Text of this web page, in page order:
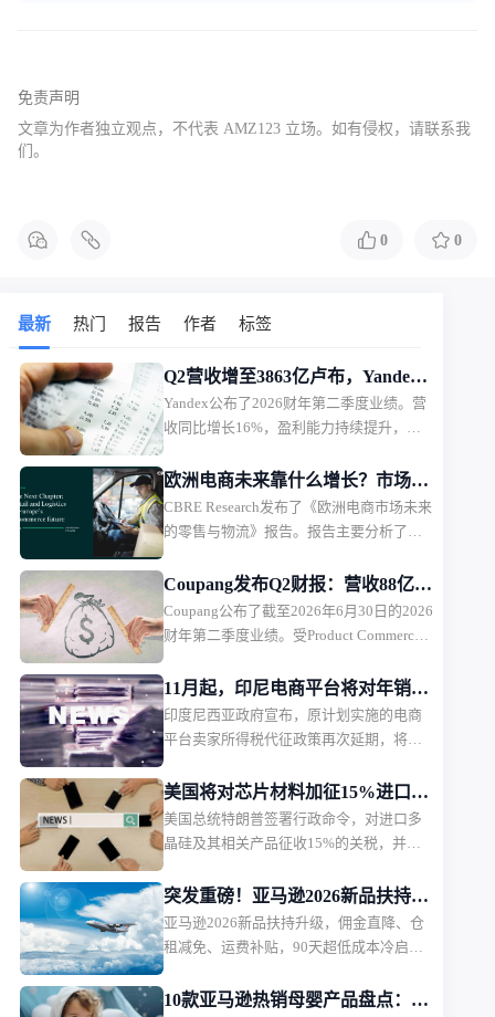
免责声明
文章为作者独立观点，不代表 AMZ123 立场。如有侵权，请联系我
们。
0 0
最新 热门 报告 作者 标签
Q2营收增至3863亿卢布，Yandex
电商业务首次盈利
Yandex公布了2026财年第二季度业绩。营
收同比增长16%，盈利能力持续提升，电
欧洲电商未来靠什么增长？市场规
模、品类与物流全面解析
CBRE Research发布了《欧洲电商市场未来
的零售与物流》报告。报告主要分析了欧
商品类别，以及物流市场趋势，探讨未来
欧洲电商市场的发展方向。
Coupang发布Q2财报：营收88亿美
元，盈利能力承压
Coupang公布了截至2026年6月30日的2026
财年第二季度业绩。受Product Commerce
Coupang本季度营收保持增长，但利润承
压。
11月起，印尼电商平台将对年销售
额超5亿卢比卖家征税
印度尼西亚政府宣布，原计划实施的电商
平台卖家所得税代征政策再次延期，将从
表示，此次调整主要是为了在当前经济环
境下维护消费者购买力，政策本身内容不
会改变，只是推迟实施时间。
美国将对芯片材料加征15%进口关
税
美国总统特朗普签署行政命令，对进口多
晶硅及其相关产品征收15%的关税，并设
2026年12月正式生效。
突发重磅！亚马逊2026新品扶持计
划出炉，物流、仓储、佣金三重补
贴
亚马逊2026新品扶持升级，佣金直降、仓
租减免、运费补贴，90天超低成本冷启
10款亚马逊热销母婴产品盘点：婴